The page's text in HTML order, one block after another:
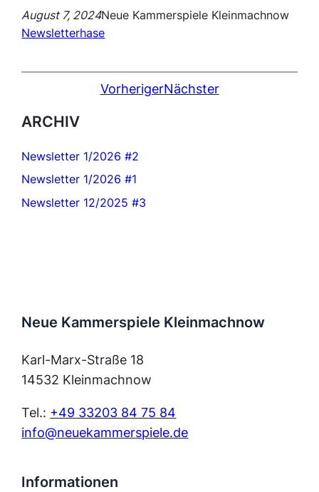
August 7, 2024Neue Kammerspiele Kleinmachnow
Newsletterhase
VorherigerNächster
ARCHIV
Newsletter 1/2026 #2
Newsletter 1/2026 #1
Newsletter 12/2025 #3
Neue Kammerspiele Kleinmachnow
Karl-Marx-Straße 18
14532 Kleinmachnow
Tel.: +49 33203 84 75 84
info@neuekammerspiele.de
Informationen